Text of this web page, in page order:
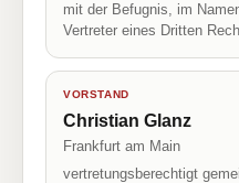
mit der Befugnis, im
Vertreter eines Dritten
VORSTAND
Christian Glanz
Frankfurt am Main
vertretungsberechtigt